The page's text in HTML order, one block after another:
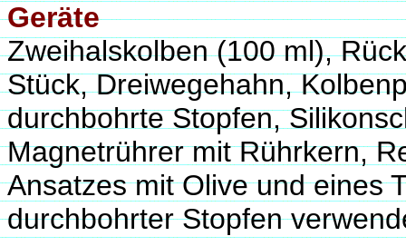
Geräte
Zweihalskolben (100 ml),
Stück, Dreiwegehahn,
durchbohrte Stopfen,
Magnetrührer mit Rührkern,
Ansatzes mit Olive und eines
durchbohrter Stopfen